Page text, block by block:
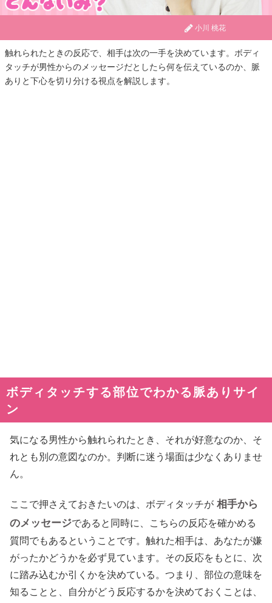
小川 桃花
触れられたときの反応で、相手は次の一手を決めています。ボディ
タッチが男性からのメッセージだとしたら何を伝えているのか、脈
ありと下心を切り分ける視点を解説します。
ボディタッチする部位でわかる脈ありサイ
ン
気になる男性から触れられたとき、それが好意なのか、そ
れとも別の意図なのか。判断に迷う場面は少なくありませ
ん。
ここで押さえておきたいのは、ボディタッチが 相手から
のメッセージであると同時に、こちらの反応を確かめる
質問でもあるということです。触れた相手は、あなたが嫌
がったかどうかを必ず見ています。その反応をもとに、次
に踏み込むか引くかを決めている。つまり、部位の意味を
知ることと、自分がどう反応するかを決めておくことは、